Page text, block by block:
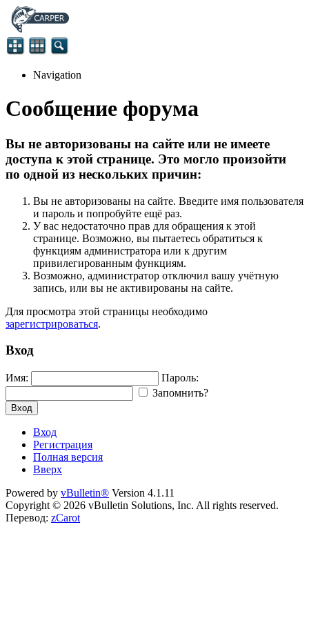
Navigation
Сообщение форума
Вы не авторизованы на сайте или не имеете
доступа к этой странице. Это могло произойти
по одной из нескольких причин:
Вы не авторизованы на сайте. Введите имя пользователя
и пароль и попробуйте ещё раз.
У вас недостаточно прав для обращения к этой
странице. Возможно, вы пытаетесь обратиться к
функциям администратора или к другим
привилегированным функциям.
Возможно, администратор отключил вашу учётную
запись, или вы не активированы на сайте.
Для просмотра этой страницы необходимо
зарегистрироваться.
Вход
Имя:
Пароль:
Запомнить?
Вход
Вход
Регистрация
Полная версия
Вверх
Powered by vBulletin® Version 4.1.11
Copyright © 2026 vBulletin Solutions, Inc. All rights reserved.
Перевод: zCarot